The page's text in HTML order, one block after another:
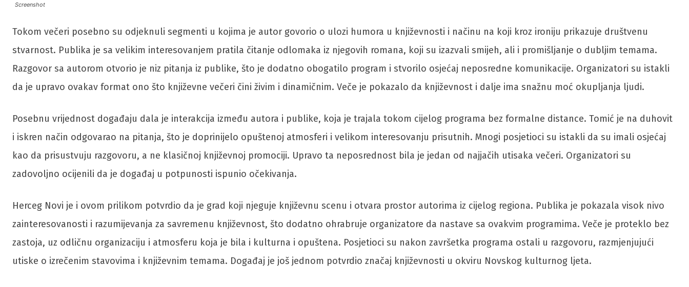
Screenshot
Tokom večeri posebno su odjeknuli segmenti u kojima je autor govorio o ulozi humora u književnosti i načinu na koji kroz ironiju prikazuje društvenu
stvarnost. Publika je sa velikim interesovanjem pratila čitanje odlomaka iz njegovih romana, koji su izazvali smijeh, ali i promišljanje o dubljim temama.
Razgovor sa autorom otvorio je niz pitanja iz publike, što je dodatno obogatilo program i stvorilo osjećaj neposredne komunikacije. Organizatori su istakli
da je upravo ovakav format ono što književne večeri čini živim i dinamičnim. Veče je pokazalo da književnost i dalje ima snažnu moć okupljanja ljudi.
Posebnu vrijednost događaju dala je interakcija između autora i publike, koja je trajala tokom cijelog programa bez formalne distance. Tomić je na duhovit
i iskren način odgovarao na pitanja, što je doprinijelo opuštenoj atmosferi i velikom interesovanju prisutnih. Mnogi posjetioci su istakli da su imali osjećaj
kao da prisustvuju razgovoru, a ne klasičnoj književnoj promociji. Upravo ta neposrednost bila je jedan od najjačih utisaka večeri. Organizatori su
zadovoljno ocijenili da je događaj u potpunosti ispunio očekivanja.
Herceg Novi je i ovom prilikom potvrdio da je grad koji njeguje književnu scenu i otvara prostor autorima iz cijelog regiona. Publika je pokazala visok nivo
zainteresovanosti i razumijevanja za savremenu književnost, što dodatno ohrabruje organizatore da nastave sa ovakvim programima. Veče je proteklo bez
zastoja, uz odličnu organizaciju i atmosferu koja je bila i kulturna i opuštena. Posjetioci su nakon završetka programa ostali u razgovoru, razmjenjujući
utiske o izrečenim stavovima i književnim temama. Događaj je još jednom potvrdio značaj književnosti u okviru Novskog kulturnog ljeta.